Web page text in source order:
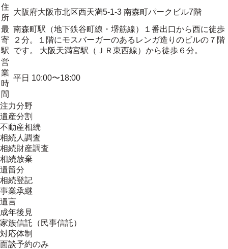
住
所
大阪府大阪市北区西天満5-1-3 南森町パークビル7階
最
寄
駅
南森町駅（地下鉄谷町線・堺筋線）１番出口から西に徒歩
２分。１階にモスバーガーのあるレンガ造りのビルの７階
です。 大阪天満宮駅（ＪＲ東西線）から徒歩６分。
営
業
時
間
平日 10:00〜18:00
注力分野
遺産分割
不動産相続
相続人調査
相続財産調査
相続放棄
遺留分
相続登記
事業承継
遺言
成年後見
家族信託（民事信託）
対応体制
面談予約のみ